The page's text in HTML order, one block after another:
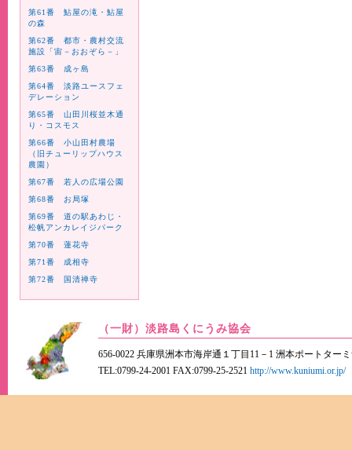
第61番 鮎屋の滝・鮎屋
の森
第62番 都市・農村交流
施設「宙－おおぞら－」
第63番 成ヶ島
第64番 淡路ユースフェ
デレーション
第65番 山田川桜並木通
り・コスモス
第66番 小山田村農場
（旧チューリップハウス
農園）
第67番 若人の広場公園
第68番 お局塚
第69番 道の駅あわじ・
松帆アンカレイジパーク
第70番 蓮花寺
第71番 成相寺
第72番 国清禅寺
（一財）淡路島くにうみ協会
656-0022 兵庫県洲本市海岸通１丁目11－1 洲本ポートター
TEL:0799-24-2001 FAX:0799-25-2521 http://www.kuniumi.or.jp/